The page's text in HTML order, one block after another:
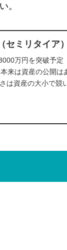
。
セミリタイア
万円を突破予定
来は資産の公開は
は資産の大小で競